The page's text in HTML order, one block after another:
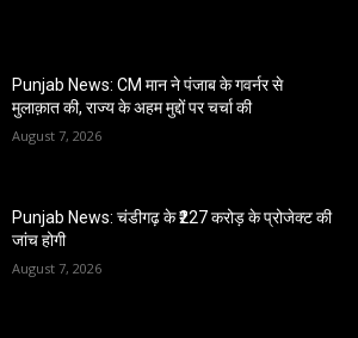
Punjab News: CM मान ने पंजाब के गवर्नर से
मुलाक़ात की, राज्य के अहम मुद्दों पर चर्चा की
August 7, 2026
Punjab News: चंडीगढ़ के ₹227 करोड़ के प्रोजेक्ट की
जांच होगी
August 7, 2026